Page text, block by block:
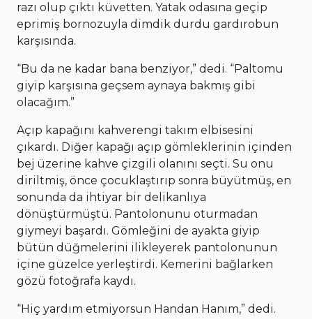
razı olup çıktı küvetten. Yatak odasına geçip
eprimiş bornozuyla dimdik durdu gardırobun
karşısında.
“Bu da ne kadar bana benziyor,” dedi. “Paltomu
giyip karşısına geçsem aynaya bakmış gibi
olacağım.”
Açıp kapağını kahverengi takım elbisesini
çıkardı. Diğer kapağı açıp gömleklerinin içinden
bej üzerine kahve çizgili olanını seçti. Su onu
diriltmiş, önce çocuklaştırıp sonra büyütmüş, en
sonunda da ihtiyar bir delikanlıya
dönüştürmüştü. Pantolonunu oturmadan
giymeyi başardı. Gömleğini de ayakta giyip
bütün düğmelerini ilikleyerek pantolonunun
içine güzelce yerleştirdi. Kemerini bağlarken
gözü fotoğrafa kaydı.
“Hiç yardım etmiyorsun Handan Hanım,” dedi.